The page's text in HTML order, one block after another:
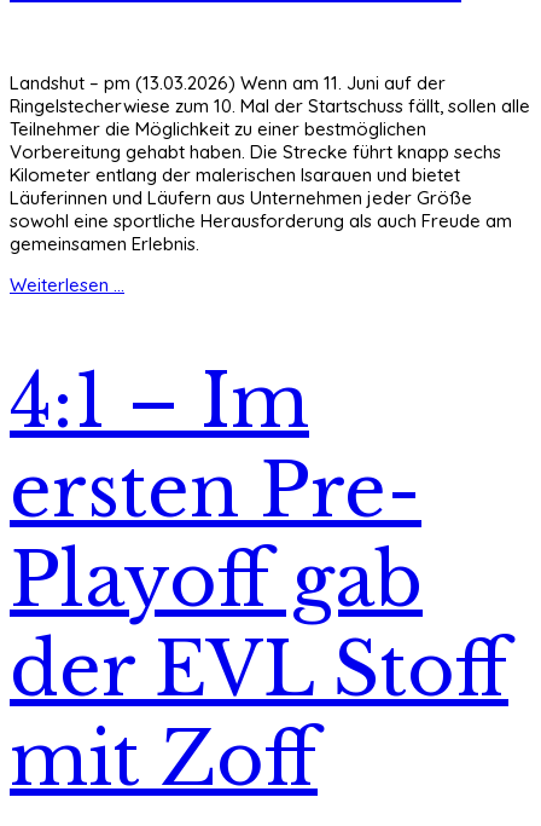
Landshut – pm (13.03.2026) Wenn am 11. Juni auf der
Ringelstecherwiese zum 10. Mal der Startschuss fällt, sollen alle
Teilnehmer die Möglichkeit zu einer bestmöglichen
Vorbereitung gehabt haben. Die Strecke führt knapp sechs
Kilometer entlang der malerischen Isarauen und bietet
Läuferinnen und Läufern aus Unternehmen jeder Größe
sowohl eine sportliche Herausforderung als auch Freude am
gemeinsamen Erlebnis.
Weiterlesen ...
4:1 – Im
ersten Pre-
Playoff gab
der EVL Stoff
mit Zoff